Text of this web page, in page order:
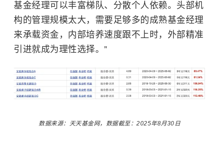
基金经理可以丰富梯队、分散个人依赖。头部机
构的管理规模太大，需要足够多的成熟基金经理
来承载资金，内部培养速度跟不上时，外部精准
引进就成为理性选择。”
数据来源：天天基金网，数据截至：2025年8月30日